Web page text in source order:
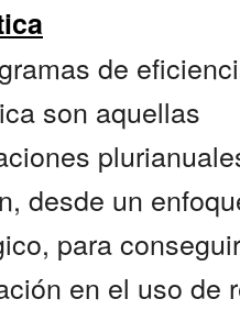
de
son aquellas
desde un
para
en el uso de